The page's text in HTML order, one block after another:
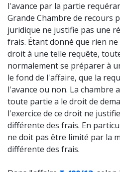
l'avance par la partie
Grande Chambre de recours
juridique ne justifie pas une
frais. Étant donné que rien
droit à une telle requête,
normalement se préparer à
le fond de l'affaire, que la
l'avance ou non. La chambre
toute partie a le droit de
l'exercice de ce droit ne
différente des frais. En
ne doit pas être limité par la
différente des frais.